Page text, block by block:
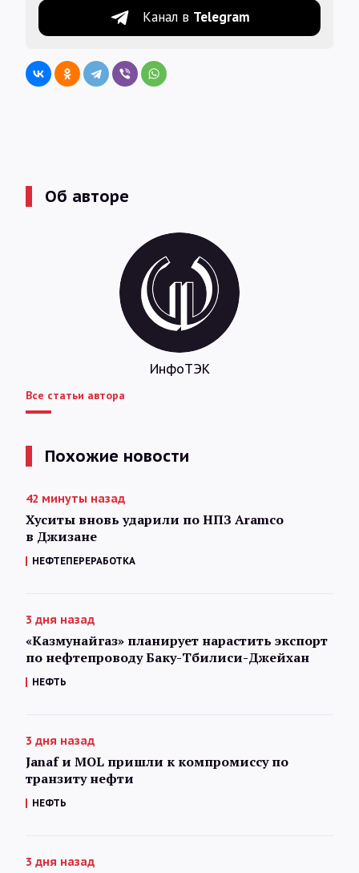
Канал в Telegram
Об авторе
ИнфоТЭК
Все статьи автора
Похожие новости
42 минуты назад
Хуситы вновь ударили по НПЗ Aramco
в Джизане
НЕФТЕПЕРЕРАБОТКА
3 дня назад
«Казмунайгаз» планирует нарастить экспорт
по нефтепроводу Баку-Тбилиси-Джейхан
НЕФТЬ
3 дня назад
Janaf и MOL пришли к компромиссу по
транзиту нефти
НЕФТЬ
3 дня назад